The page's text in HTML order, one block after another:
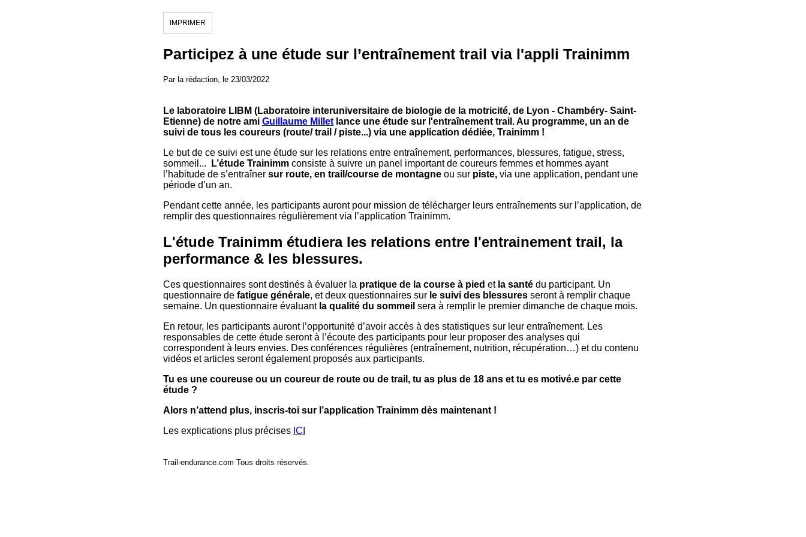
IMPRIMER
Participez à une étude sur l’entraînement trail via l'appli Trainimm
Par la rédaction, le 23/03/2022
Le laboratoire LIBM (Laboratoire interuniversitaire de biologie de la motricité, de Lyon - Chambéry- Saint-
Etienne) de notre ami Guillaume Millet lance une étude sur l'entraînement trail. Au programme, un an de
suivi de tous les coureurs (route/ trail / piste...) via une application dédiée, Trainimm !
Le but de ce suivi est une étude sur les relations entre entraînement, performances, blessures, fatigue, stress,
sommeil...
L’étude Trainimm consiste à suivre un panel important de coureurs femmes et hommes ayant
l’habitude de s’entraîner sur route, en trail/course de montagne ou sur piste, via une application, pendant une
période d’un an.
Pendant cette année, les participants auront pour mission de télécharger leurs entraînements sur l’application, de
remplir des questionnaires régulièrement via l’application Trainimm.
L'étude Trainimm étudiera les relations entre l'entrainement trail, la
performance & les blessures.
Ces questionnaires sont destinés à évaluer la pratique de la course à pied et la santé du participant. Un
questionnaire de fatigue générale, et deux questionnaires sur le suivi des blessures seront à remplir chaque
semaine. Un questionnaire évaluant la qualité du sommeil sera à remplir le premier dimanche de chaque mois.
En retour, les participants auront l’opportunité d’avoir accès à des statistiques sur leur entraînement. Les
responsables de cette étude seront à l’écoute des participants pour leur proposer des analyses qui
correspondent à leurs envies. Des conférences régulières (entraînement, nutrition, récupération…) et du contenu
vidéos et articles seront également proposés aux participants.
Tu es une coureuse ou un coureur de route ou de trail, tu as plus de 18 ans et tu es motivé.e par cette
étude ?
Alors n’attend plus, inscris-toi sur l’application Trainimm dès maintenant !
Les explications plus précises ICI
Trail-endurance.com Tous droits réservés.